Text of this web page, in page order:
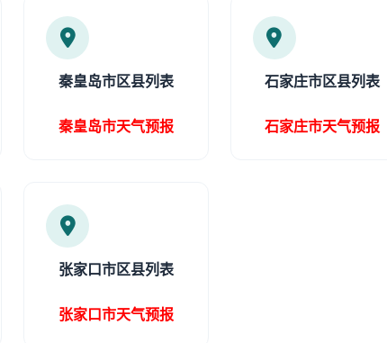
秦皇岛市区县列表
秦皇岛市天气预报
石家庄市区县列表
石家庄市天气预报
张家口市区县列表
张家口市天气预报